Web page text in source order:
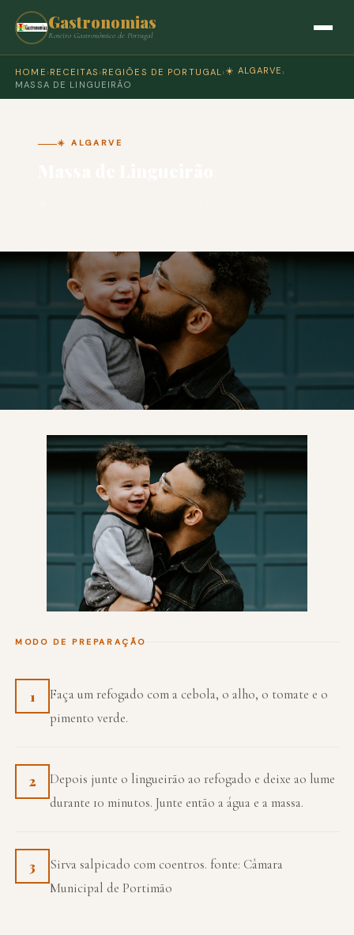
Gastronomias
Roteiro Gastronómico de Portugal
HOME › RECEITAS › REGIÕES DE PORTUGAL › ☀️ ALGARVE ›
MASSA DE LINGUEIRÃO
☀️ ALGARVE
MODO DE PREPARAÇÃO
1
Faça um refogado com a cebola, o alho, o tomate e o
pimento verde.
2
Depois junte o lingueirão ao refogado e deixe ao lume
durante 10 minutos. Junte então a água e a massa.
3
Sirva salpicado com coentros. fonte: Câmara
Municipal de Portimão